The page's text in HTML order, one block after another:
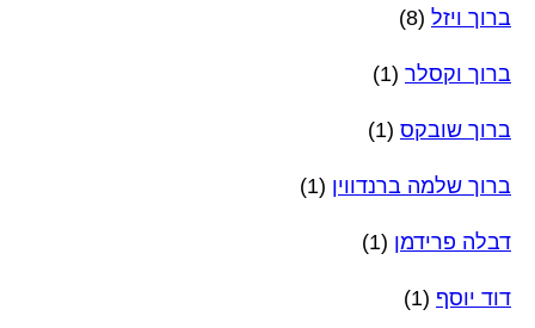
ברוך ויזל (8)
ברוך וקסלר (1)
ברוך שובקס (1)
ברוך שלמה ברנדווין (1)
דבלה פרידמן (1)
דוד יוסף (1)